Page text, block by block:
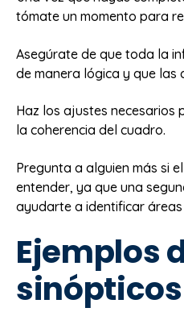
tómate un momento para
Asegúrate de que toda la
de manera lógica y que las
Haz los ajustes
la coherencia del cuadro.
Pregunta a alguien más si
entender, ya que una
ayudarte a identificar
Ejemplos
sinópticos